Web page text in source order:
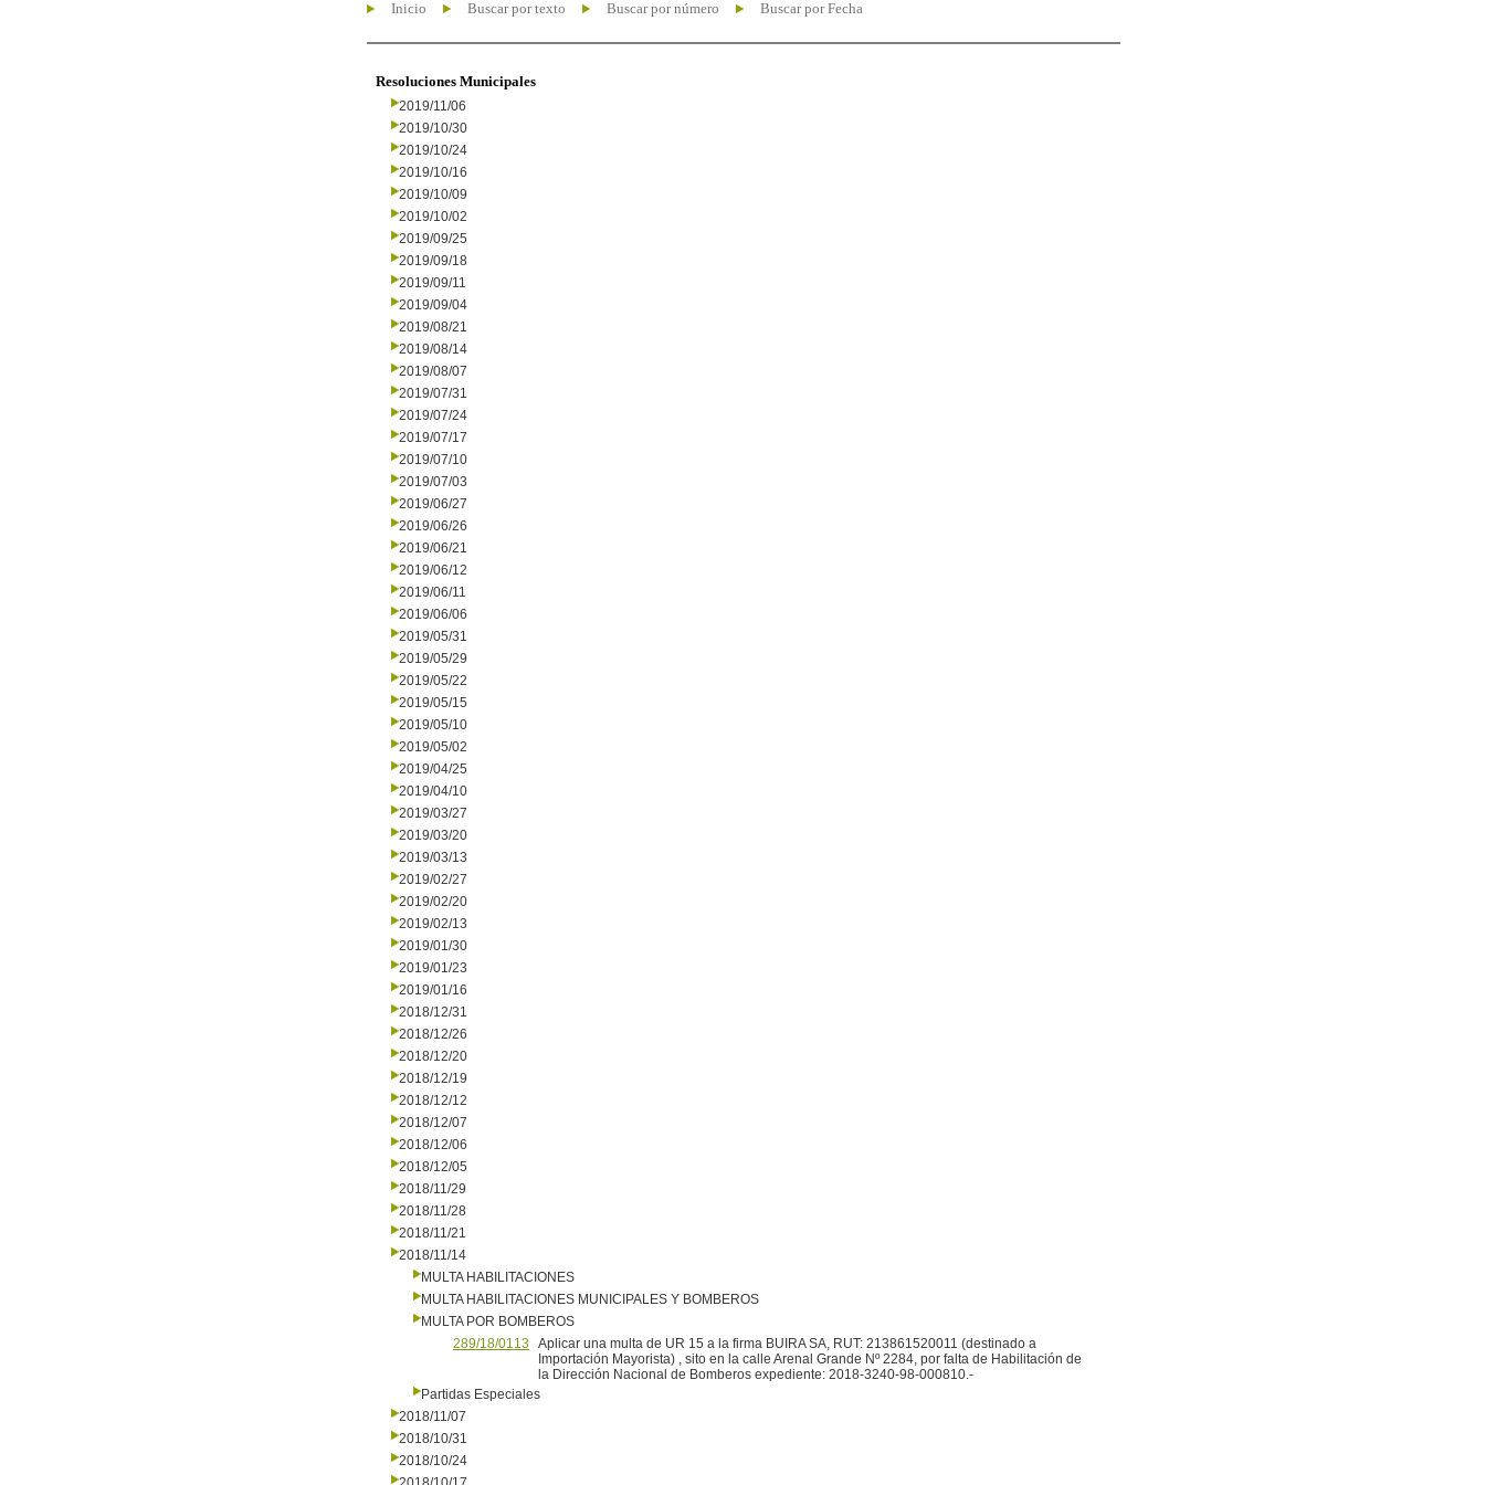
Inicio Buscar por texto Buscar por número Buscar por Fecha
Resoluciones Municipales
2019/11/06
2019/10/30
2019/10/24
2019/10/16
2019/10/09
2019/10/02
2019/09/25
2019/09/18
2019/09/11
2019/09/04
2019/08/21
2019/08/14
2019/08/07
2019/07/31
2019/07/24
2019/07/17
2019/07/10
2019/07/03
2019/06/27
2019/06/26
2019/06/21
2019/06/12
2019/06/11
2019/06/06
2019/05/31
2019/05/29
2019/05/22
2019/05/15
2019/05/10
2019/05/02
2019/04/25
2019/04/10
2019/03/27
2019/03/20
2019/03/13
2019/02/27
2019/02/20
2019/02/13
2019/01/30
2019/01/23
2019/01/16
2018/12/31
2018/12/26
2018/12/20
2018/12/19
2018/12/12
2018/12/07
2018/12/06
2018/12/05
2018/11/29
2018/11/28
2018/11/21
2018/11/14
MULTA HABILITACIONES
MULTA HABILITACIONES MUNICIPALES Y BOMBEROS
MULTA POR BOMBEROS
289/18/0113
Aplicar una multa de UR 15 a la firma BUIRA SA, RUT: 213861520011 (destinado a
Importación Mayorista) , sito en la calle Arenal Grande Nº 2284, por falta de Habilitación de
la Dirección Nacional de Bomberos expediente: 2018-3240-98-000810.-
Partidas Especiales
2018/11/07
2018/10/31
2018/10/24